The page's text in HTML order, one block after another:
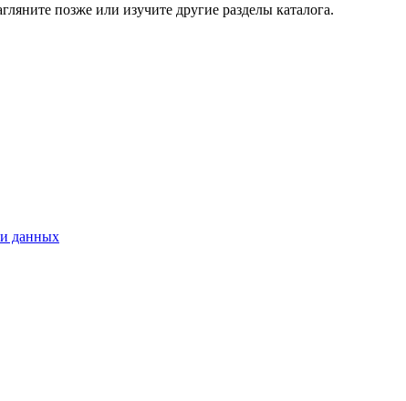
позже или изучите другие разделы каталога.
данных